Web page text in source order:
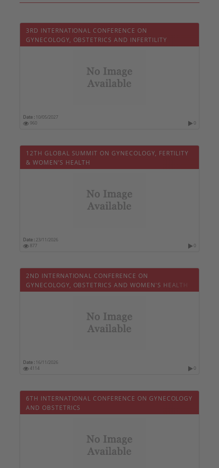
3RD INTERNATIONAL CONFERENCE ON
GYNECOLOGY, OBSTETRICS AND INFERTILITY
Date : 10/05/2027
960
0
12TH GLOBAL SUMMIT ON GYNECOLOGY, FERTILITY
& WOMEN’S HEALTH
Date : 23/11/2026
877
0
2ND INTERNATIONAL CONFERENCE ON
GYNECOLOGY, OBSTETRICS AND WOMEN'S HEALTH
Date : 16/11/2026
4114
0
6TH INTERNATIONAL CONFERENCE ON GYNECOLOGY
AND OBSTETRICS